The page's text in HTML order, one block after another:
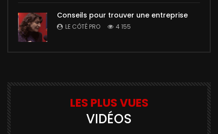
Conseils pour trouver une entreprise
LE CÔTÉ PRO 4 155
LES PLUS VUES
VIDÉOS